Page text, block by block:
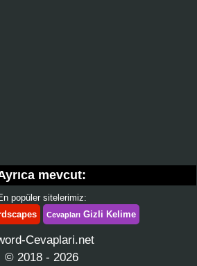
mevcut:
popüler sitelerimiz:
Cevapları Gizli Kelime
Cevaplari.net
© 2018 - 2026